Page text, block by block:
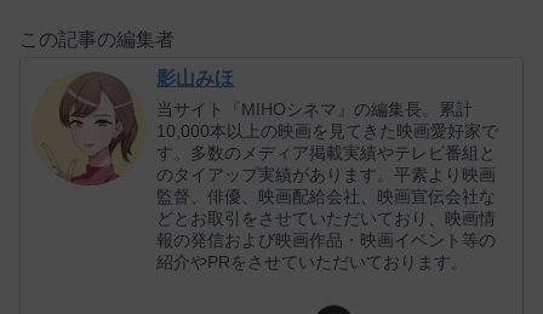
この記事の編集者
影山みほ
当サイト『MIHOシネマ』の編集長。累計
10,000本以上の映画を見てきた映画愛好家で
す。多数のメディア掲載実績やテレビ番組と
のタイアップ実績があります。平素より映画
監督、俳優、映画配給会社、映画宣伝会社な
どとお取引をさせていただいており、映画情
報の発信および映画作品・映画イベント等の
紹介やPRをさせていただいております。